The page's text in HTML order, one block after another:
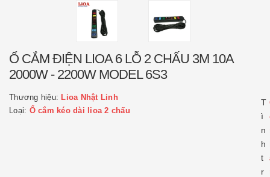
Ổ CẮM ĐIỆN LIOA 6 LỖ 2 CHẤU 3M 10A
2000W - 2200W MODEL 6S3
Thương hiệu: Lioa Nhật Linh
Loại: Ổ cắm kéo dài lioa 2 chấu
T
ì
n
h
t
r